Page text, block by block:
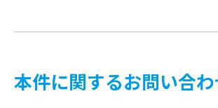
本件に関するお問い合